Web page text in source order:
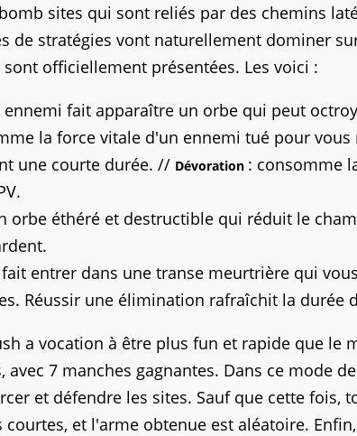
sites qui sont reliés par des chemins
de stratégies vont naturellement dominer
sont officiellement présentées. Les voici :
fait apparaître un orbe qui peut
la force vitale d'un ennemi tué pour
une courte durée. // Dévoration : consomme
orbe éthéré et destructible qui réduit le
entrer dans une transe meurtrière qui
Réussir une élimination rafraîchit la durée
a vocation à être plus fun et rapide que le
avec 7 manches gagnantes. Dans ce mode
et défendre les sites. Sauf que cette fois,
et l'arme obtenue est aléatoire.